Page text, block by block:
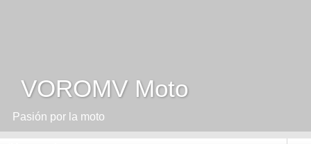
VOROMV Moto
Pasión por la moto